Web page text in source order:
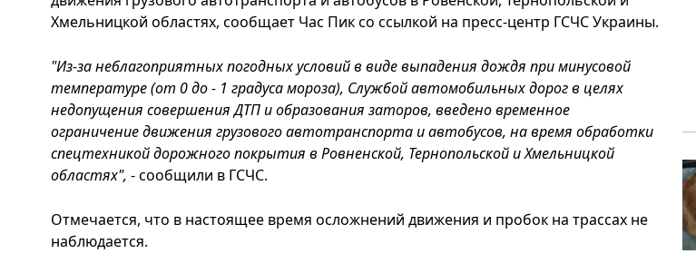
Хмельницкой областях, сообщает Час Пик со ссылкой на пресс-центр ГСЧС Украины.
"Из-за неблагоприятных погодных условий в виде выпадения дождя при минусовой
температуре (от 0 до - 1 градуса мороза), Службой автомобильных дорог в целях
недопущения совершения ДТП и образования заторов, введено временное
ограничение движения грузового автотранспорта и автобусов, на время обработки
спецтехникой дорожного покрытия в Ровненской, Тернопольской и Хмельницкой
областях", - сообщили в ГСЧС.
Отмечается, что в настоящее время осложнений движения и пробок на трассах не
наблюдается.